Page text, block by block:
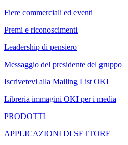
Fiere commerciali ed eventi
Premi e riconoscimenti
Leadership di pensiero
Messaggio del presidente del gruppo
Iscrivetevi alla Mailing List OKI
Libreria immagini OKI per i media
PRODOTTI
APPLICAZIONI DI SETTORE